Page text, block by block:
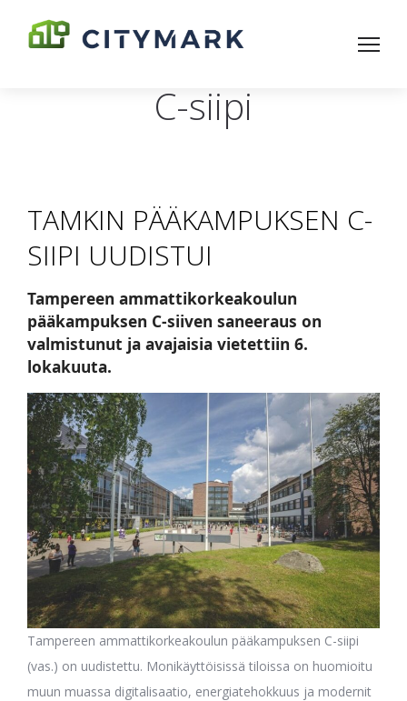
C-siipi
TAMKIN PÄÄKAMPUKSEN C-
SIIPI UUDISTUI
Tampereen ammattikorkeakoulun
pääkampuksen C-siiven saneeraus on
valmistunut ja avajaisia vietettiin 6.
lokakuuta.
Tampereen ammattikorkeakoulun pääkampuksen C-siipi
(vas.) on uudistettu. Monikäyttöisissä tiloissa on huomioitu
muun muassa digitalisaatio, energiatehokkuus ja modernit